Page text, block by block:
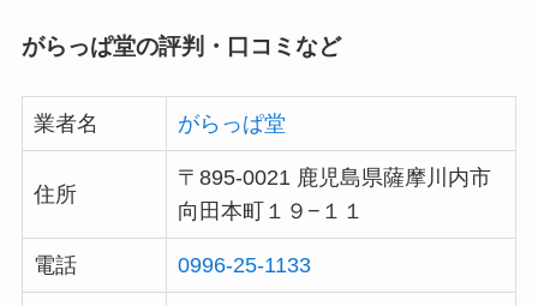
がらっぱ堂の評判・口コミなど
業者名 がらっぱ堂
住所
〒895-0021 鹿児島県薩摩川内市
向田本町１９−１１
電話 0996-25-1133